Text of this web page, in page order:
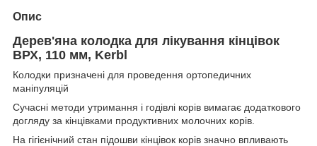
Опис
Дерев'яна колодка для лікування кінцівок
ВРХ, 110 мм, Kerbl
Колодки призначені для проведення ортопедичних
маніпуляцій
Сучасні методи утримання і годівлі корів вимагає додаткового
догляду за кінцівками продуктивних молочних корів.
На гігієнічний стан підошви кінцівок корів значно впливають